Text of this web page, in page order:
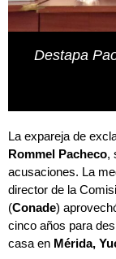
Destapa
La expareja de
Rommel Pacheco,
acusaciones. La
director de la
(Conade)
cinco años para
casa en Mérida,